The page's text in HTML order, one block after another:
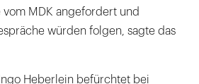
MDK angefordert und
würden folgen, sagte das
Heberlein befürchtet bei